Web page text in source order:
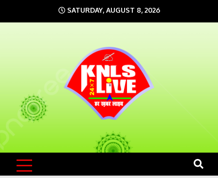
to
SATURDAY, AUGUST 8, 2026
KNLS LIVE
India`s No.1 News Portal